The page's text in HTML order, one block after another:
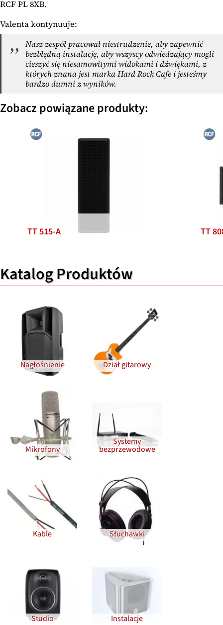
RCF PL 8XB.
Valenta kontynuuje:
Nasz zespół pracował niestrudzenie, aby zapewnić
bezbłędną instalację, aby wszyscy odwiedzający mogli
cieszyć się niesamowitymi widokami i dźwiękami, z
których znana jest marka Hard Rock Cafe i jesteśmy
bardzo dumni z wyników.
Zobacz powiązane produkty:
TT 515-A TT
Katalog Produktów
Nagłośnienie Dział gitarowy
Mikrofony
Systemy
bezprzewodowe
Kable Słuchawki
Studio Instalacje